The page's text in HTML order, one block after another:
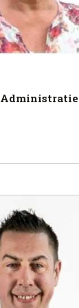
Administratie